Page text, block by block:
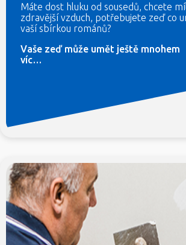
Máte dost hluku od sousedů, chcete
zdravější vzduch, potřebujete zeď co
vaší sbírkou románů?
Vaše zeď může umět ještě mnohem
víc…